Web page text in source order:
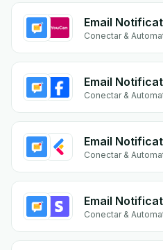
Conectar &
Conectar &
Conectar &
Conectar &